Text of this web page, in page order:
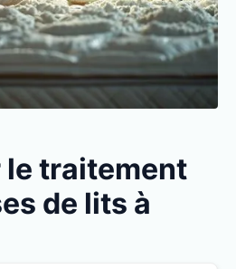
le traitement
de lits à